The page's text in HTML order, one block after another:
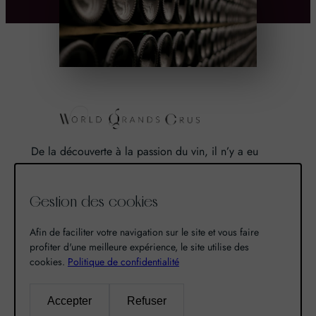
De la découverte à la passion du vin, il n’y a eu
qu’un pas. Un pas que nous avons franchi en faisant
là est né World Grands Crus avec pour mission de
nos terroirs.
Recherche
Gestion des cookies
Afin de faciliter votre navigation sur le site et vous faire
profiter d'une meilleure expérience, le site utilise des
cookies. Politique de confidentialité
Accepter Refuser